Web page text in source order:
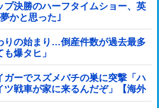
プ決勝のハーフタイムショー、英
かと思った｣
りの始まり…倒産件数が過去最多
爆タヒ」
ガーでスズメバチの巣に突撃「ハ
ツ戦車が家に来るんだぞ」【海外